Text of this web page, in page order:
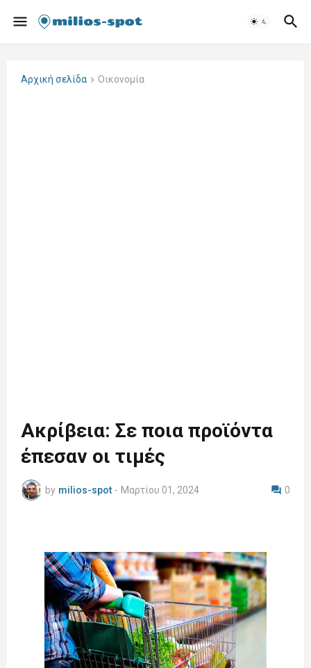
Αρχική σελίδα Οικονομία
Ακρίβεια: Σε ποια προϊόντα
έπεσαν οι τιμές
by milios-spot - Μαρτίου 01, 2024 0